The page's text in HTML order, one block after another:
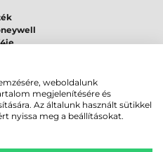
mm
mm
mm/76 mm
, RS232 ,Ethernet
weboldalunk
megjelenítésére és
Az általunk használt sütikkel
nyissa meg a beállításokat.